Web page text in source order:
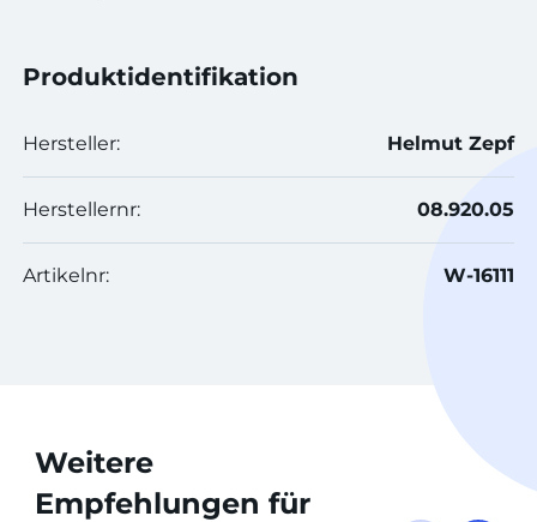
Produktidentifikation
Hersteller: Helmut Zepf
Herstellernr: 08.920.05
Artikelnr: W-16111
Weitere
Empfehlungen für